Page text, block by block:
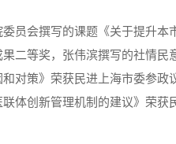
员会撰写的课题《关于提升本
二等奖，张伟滨撰写的社情民
对策》荣获民进上海市委参政
体创新管理机制的建议》荣获